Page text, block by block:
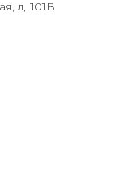
д. 101В